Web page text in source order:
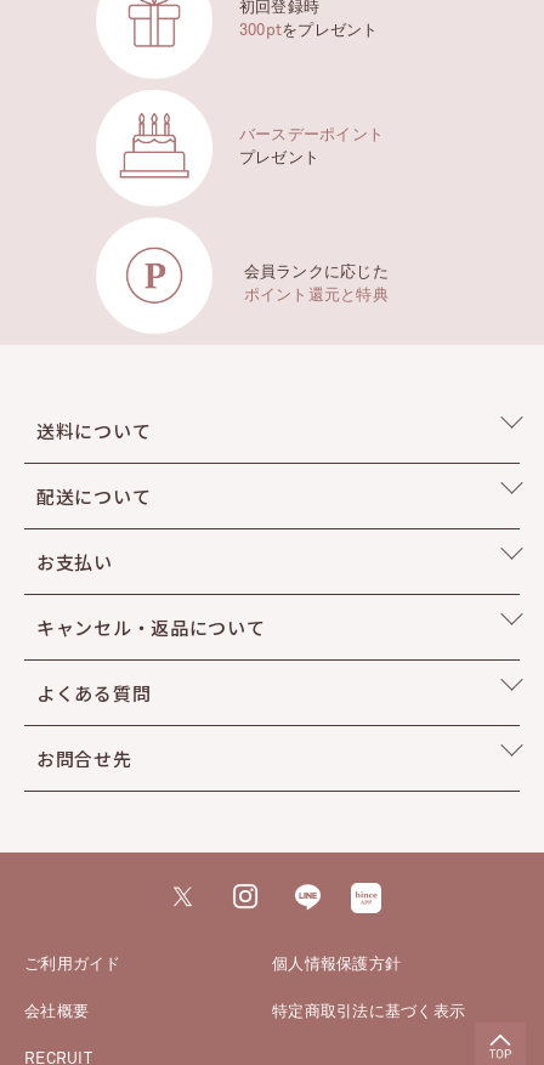
23 NATURAL ナチュラル
ナチュラルで落ち着いたサンドベージュカラー
HOW TO USE
しっかりカバーをしたい部分に適量塗り、ブラシやスポ
量充填されている為、製品上問題はございません。
ることがありますが、製品上問題はございません。
※10〜30℃程の常温で保存することをおすすめいたします。
メッシュマットクッションの比較
●なめらかなシルクライク肌
●なめらかに素肌のように密着
初回登録時
300ptをプレゼント
バースデーポイント
プレゼント
会員ランクに応じた
ポイント還元と特典
送料について
配送について
お支払い
キャンセル・返品について
よくある質問
お問合せ先
ご利用ガイド 個人情報保護方針
会社概要 特定商取引法に基づく表示
RECRUIT